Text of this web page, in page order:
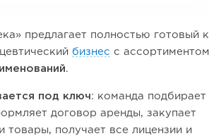
предлагает полностью готовый к
бизнес с ассортиментом
.
под ключ: команда подбирает
договор аренды, закупает
товары, получает все лицензии и